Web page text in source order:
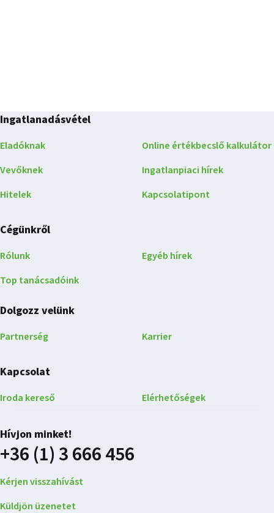
Ingatlanadásvétel
Eladóknak
Vevőknek
Hitelek
Online értékbecslő kalkulátor
Ingatlanpiaci hírek
Kapcsolatipont
Cégünkről
Rólunk
Top tanácsadóink
Egyéb hírek
Dolgozz velünk
Partnerség Karrier
Kapcsolat
Iroda kereső Elérhetőségek
Hívjon minket!
+36 (1) 3 666 456
Kérjen visszahívást
Küldjön üzenetet